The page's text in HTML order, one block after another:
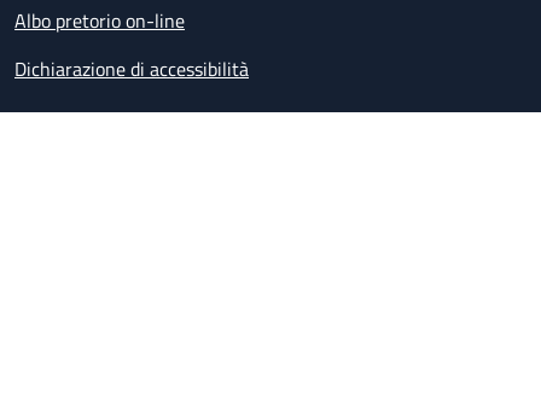
Albo pretorio on-line
Dichiarazione di accessibilità